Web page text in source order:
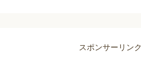
スポンサーリンク